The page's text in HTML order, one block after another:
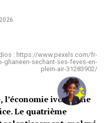
: https://www.pexels.com/fr-
sechant-ses-feves-en-
plein-air-31283902/
l’économie ivoirienne
Le quatrième